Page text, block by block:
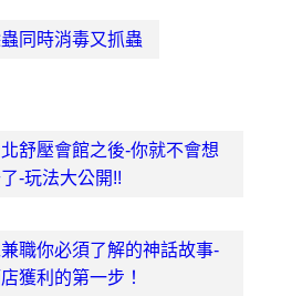
同時消毒又抓蟲
舒壓會館之後-你就不會想
-玩法大公開!!
職你必須了解的神話故事-
獲利的第一步！